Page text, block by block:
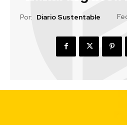
Por: Diario Sustentable